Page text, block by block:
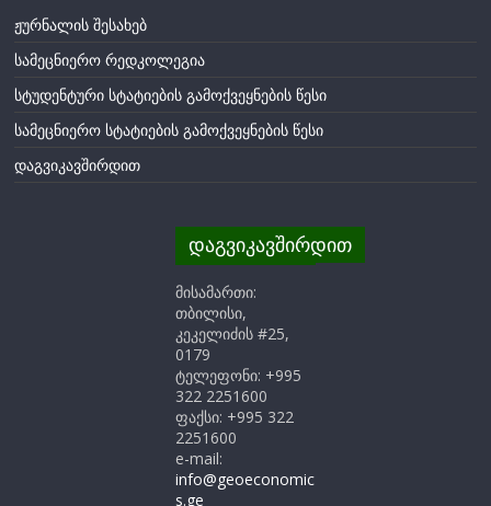
ჟურნალის შესახებ
სამეცნიერო რედკოლეგია
სტუდენტური სტატიების გამოქვეყნების წესი
სამეცნიერო სტატიების გამოქვეყნების წესი
დაგვიკავშირდით
დაგვიკავშირდით
მისამართი:
თბილისი,
კეკელიძის #25,
0179
ტელეფონი: +995
322 2251600
ფაქსი: +995 322
2251600
e-mail:
info@geoeconomic
s.ge